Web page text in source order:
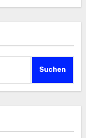
Suchen